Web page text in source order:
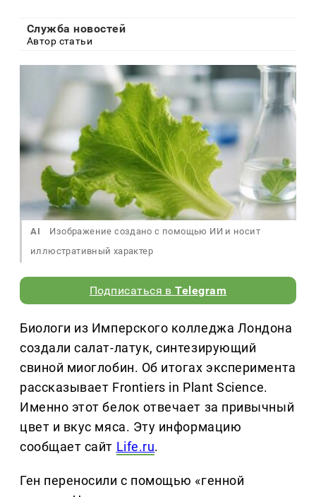
Служба новостей
Автор статьи
AI
Изображение создано с помощью ИИ и носит
иллюстративный характер
Подписаться вTelegram
Биологи из Имперского колледжа Лондона
создали салат-латук, синтезирующий
свиной миоглобин. Об итогах эксперимента
рассказывает Frontiers in Plant Science.
Именно этот белок отвечает за привычный
цвет и вкус мяса. Эту информацию
сообщает сайт Life.ru.
Ген переносили с помощью «генной